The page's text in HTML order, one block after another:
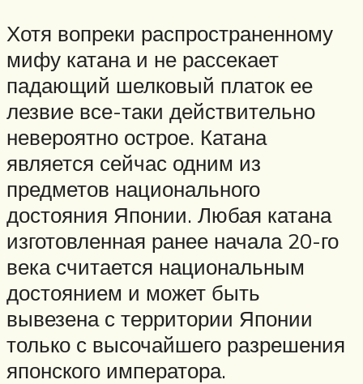
Хотя вопреки распространенному
мифу катана и не рассекает
падающий шелковый платок ее
лезвие все-таки действительно
невероятно острое. Катана
является сейчас одним из
предметов национального
достояния Японии. Любая катана
изготовленная ранее начала 20-го
века считается национальным
достоянием и может быть
вывезена с территории Японии
только с высочайшего разрешения
японского императора.